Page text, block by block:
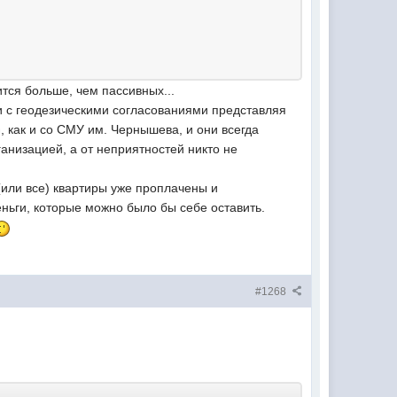
больше, чем пассивных...
геодезическими согласованиями представляя
как и со СМУ им. Чернышева, и они всегда
а от неприятностей никто не
все) квартиры уже проплачены и
которые можно было бы себе оставить.
#1268